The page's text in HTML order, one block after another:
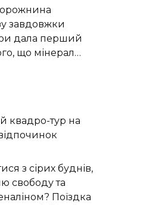
завдовжки
дала перший
що мінерал…
квадро-тур на
з сірих буднів,
свободу та
Поїздка